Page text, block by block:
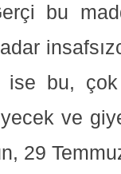
bu
bu, çok
ve
29